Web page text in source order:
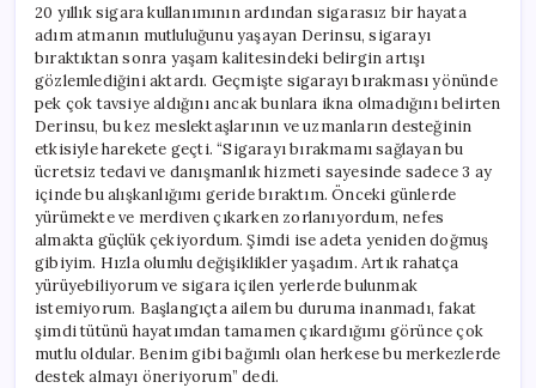
20 yıllık sigara kullanımının ardından sigarasız bir hayata
adım atmanın mutluluğunu yaşayan Derinsu, sigarayı
bıraktıktan sonra yaşam kalitesindeki belirgin artışı
gözlemlediğini aktardı. Geçmişte sigarayı bırakması yönünde
pek çok tavsiye aldığını ancak bunlara ikna olmadığını belirten
Derinsu, bu kez meslektaşlarının ve uzmanların desteğinin
etkisiyle harekete geçti. “Sigarayı bırakmamı sağlayan bu
ücretsiz tedavi ve danışmanlık hizmeti sayesinde sadece 3 ay
içinde bu alışkanlığımı geride bıraktım. Önceki günlerde
yürümekte ve merdiven çıkarken zorlanıyordum, nefes
almakta güçlük çekiyordum. Şimdi ise adeta yeniden doğmuş
gibiyim. Hızla olumlu değişiklikler yaşadım. Artık rahatça
yürüyebiliyorum ve sigara içilen yerlerde bulunmak
istemiyorum. Başlangıçta ailem bu duruma inanmadı, fakat
şimdi tütünü hayatımdan tamamen çıkardığımı görünce çok
mutlu oldular. Benim gibi bağımlı olan herkese bu merkezlerde
destek almayı öneriyorum” dedi.